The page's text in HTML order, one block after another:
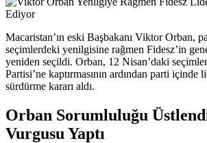
Macaristan’ın eski Başbakanı Viktor Orban,
seçimlerdeki yenilgisine rağmen Fidesz’in
yeniden seçildi. Orban, 12 Nisan’daki
Partisi’ne kaptırmasının ardından parti
sürdürme kararı aldı.
Orban Sorumluluğu
Vurgusu Yaptı